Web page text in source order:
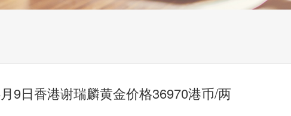
9日香港谢瑞麟黄金价格36970港币/两